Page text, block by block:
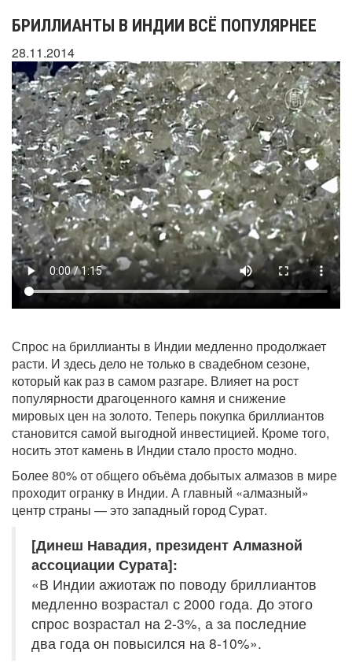
БРИЛЛИАНТЫ В ИНДИИ ВСЁ ПОПУЛЯРНЕЕ
28.11.2014
Спрос на бриллианты в Индии медленно продолжает
расти. И здесь дело не только в свадебном сезоне,
который как раз в самом разгаре. Влияет на рост
популярности драгоценного камня и снижение
мировых цен на золото. Теперь покупка бриллиантов
становится самой выгодной инвестицией. Кроме того,
носить этот камень в Индии стало просто модно.
Более 80% от общего объёма добытых алмазов в мире
проходит огранку в Индии. А главный «алмазный»
центр страны — это западный город Сурат.
[Динеш Навадия, президент Алмазной
ассоциации Сурата]:
«В Индии ажиотаж по поводу бриллиантов
медленно возрастал с 2000 года. До этого
спрос возрастал на 2-3%, а за последние
два года он повысился на 8-10%».